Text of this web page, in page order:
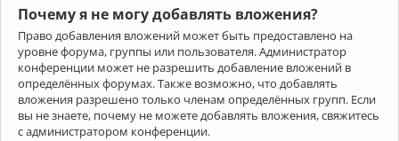
Почему я не могу добавлять вложения?
Право добавления вложений может быть предоставлено на
уровне форума, группы или пользователя. Администратор
конференции может не разрешить добавление вложений в
определённых форумах. Также возможно, что добавлять
вложения разрешено только членам определённых групп. Если
вы не знаете, почему не можете добавлять вложения, свяжитесь
с администратором конференции.